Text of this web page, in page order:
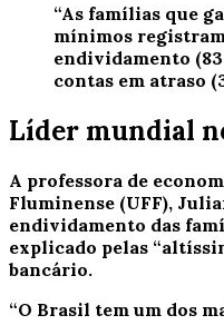
“As famílias que
mínimos
endividamento
contas em atraso
Líder mundial
A professora de
Fluminense (UFF),
endividamento das
explicado pelas
bancário.
“O Brasil tem um dos